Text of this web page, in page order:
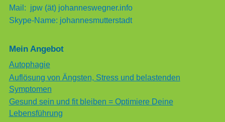
Mail: jpw (ät) johanneswegner.info
Skype-Name: johannesmutterstadt
Mein Angebot
Autophagie
Auflösung von Ängsten, Stress und belastenden
Symptomen
Gesund sein und fit bleiben = Optimiere Deine
Lebensführung